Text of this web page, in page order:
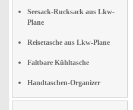
Seesack-Rucksack aus Lkw-
Plane
Reisetasche aus Lkw-Plane
Faltbare Kühltasche
Handtaschen-Organizer